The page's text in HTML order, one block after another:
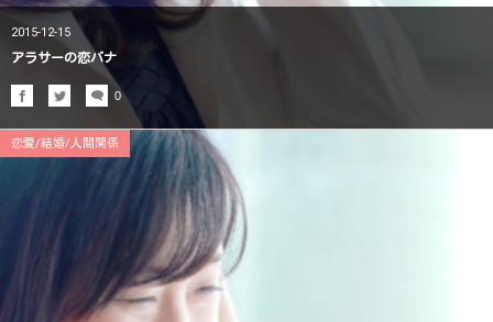
2015-12-15
アラサーの恋バナ
0
恋愛/結婚/人間関係